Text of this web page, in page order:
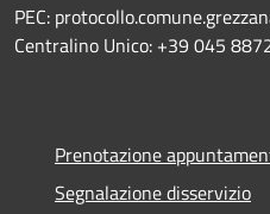
PEC:
Centralino Unico: +39 045
Prenotazione
Segnalazione disservizio